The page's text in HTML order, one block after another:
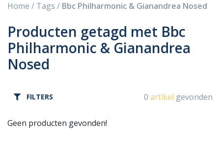
Home / Tags / Bbc Philharmonic & Gianandrea Nosed
Producten getagd met Bbc
Philharmonic & Gianandrea
Nosed
FILTERS 0 artikel gevonden
Geen producten gevonden!